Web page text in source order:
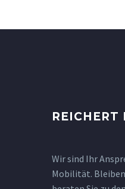
Wir sind Ihr
Mobilität.